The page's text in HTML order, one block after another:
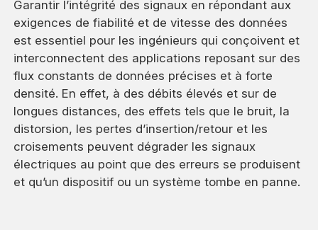
Garantir l’intégrité des signaux en répondant aux
exigences de fiabilité et de vitesse des données
est essentiel pour les ingénieurs qui conçoivent et
interconnectent des applications reposant sur des
flux constants de données précises et à forte
densité. En effet, à des débits élevés et sur de
longues distances, des effets tels que le bruit, la
distorsion, les pertes d’insertion/retour et les
croisements peuvent dégrader les signaux
électriques au point que des erreurs se produisent
et qu’un dispositif ou un système tombe en panne.